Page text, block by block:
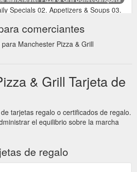
Specials 02. Appetizers & Soups 03.
Broiler 08. Mediterranean &
BEEFBURGER PLATTERS
Manchester Pizza & Grill Buffet/Banquets
you need to feed 2 or 200, the
to your every dining need. From
gatherings, the chefs and owners at
make sure your event gets rave
Menu 02.
banquets.htm
comerciantes
Manchester Pizza & Grill
& Grill Tarjeta de
tarjetas regalo o certificados de regalo.
el equilibrio sobre la marcha
de regalo